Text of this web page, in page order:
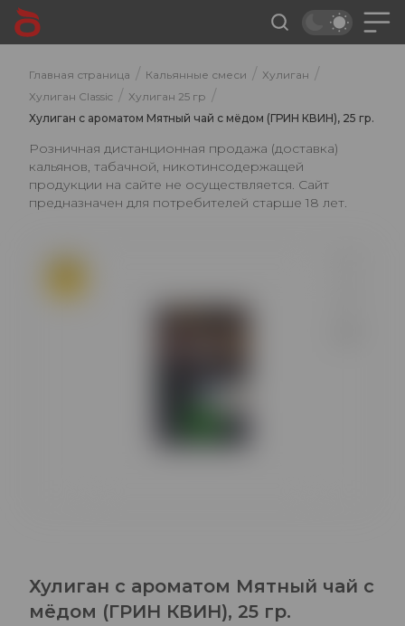
Главная страница / Кальянные смеси / Хулиган /
Хулиган Classic / Хулиган 25 гр /
Хулиган с ароматом Мятный чай с мёдом (ГРИН КВИН), 25 гр.
Розничная дистанционная продажа (доставка)
кальянов, табачной, никотинсодержащей
продукции на сайте не осуществляется. Сайт
предназначен для потребителей старше 18 лет.
Хулиган с ароматом Мятный чай с
мёдом (ГРИН КВИН), 25 гр.